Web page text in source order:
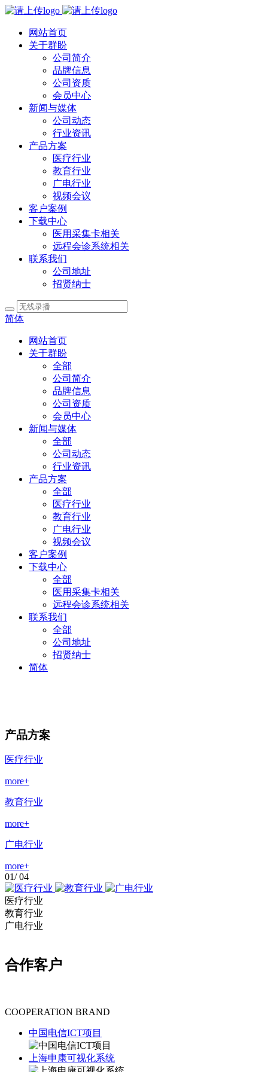
网站首页
关于群盼
公司简介
品牌信息
公司资质
会员中心
新闻与媒体
公司动态
行业资讯
产品方案
医疗行业
教育行业
广电行业
视频会议
客户案例
下载中心
医用采集卡相关
远程会诊系统相关
联系我们
公司地址
招贤纳士
简体
网站首页
关于群盼
全部
公司简介
品牌信息
公司资质
会员中心
新闻与媒体
全部
公司动态
行业资讯
产品方案
全部
医疗行业
教育行业
广电行业
视频会议
客户案例
下载中心
全部
医用采集卡相关
远程会诊系统相关
联系我们
全部
公司地址
招贤纳士
简体
产品方案
医疗行业
more+
教育行业
more+
广电行业
more+
01/04
医疗行业
教育行业
广电行业
合作客户
COOPERATION BRAND
中国电信ICT项目
上海申康可视化系统